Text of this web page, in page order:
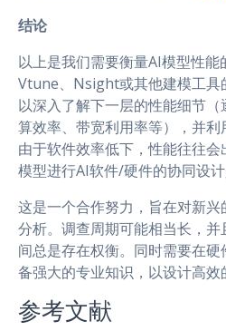
结论
以上是我们需要衡量AI模型性
Vtune、Nsight或其他建模工具
以深入了解下一层的性能细节
算效率、带宽利用率等），并利
由于软件效率低下，性能往往
模型进行AI软件/硬件的协同设计
这是一个合作努力，旨在对新
分析。调查周期可能相当长，
间总是存在权衡。同时需要在
备强大的专业知识，以设计高效
参考文献